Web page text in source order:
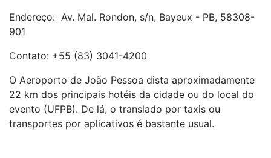
Endereço: Av. Mal. Rondon, s/n, Bayeux - PB, 58308-
901
Contato: +55 (83) 3041-4200
O Aeroporto de João Pessoa dista aproximadamente
22 km dos principais hotéis da cidade ou do local do
evento (UFPB). De lá, o translado por taxis ou
transportes por aplicativos é bastante usual.